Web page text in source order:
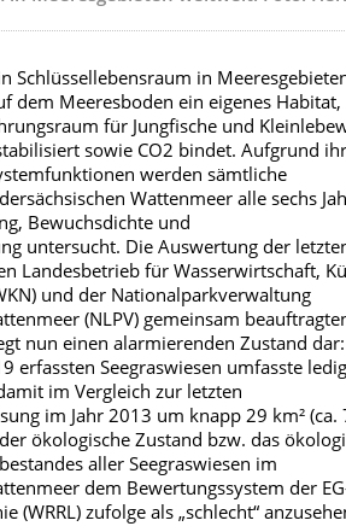
Schlüssellebensraum in
dem Meeresboden ein eigenes Habitat,
für Jungfische und
sowie CO2 bindet. Aufgrund
werden sämtliche
Wattenmeer alle sechs
Bewuchsdichte und
untersucht. Die Auswertung der
Landesbetrieb für Wasserwirtschaft,
und der Nationalparkverwaltung
(NLPV) gemeinsam
nun einen alarmierenden Zustand
erfassten Seegraswiesen umfasste
im Vergleich zur letzten
im Jahr 2013 um knapp 29 km² (ca.
ökologische Zustand bzw. das
aller Seegraswiesen im
dem Bewertungssystem der
(WRRL) zufolge als „schlecht“